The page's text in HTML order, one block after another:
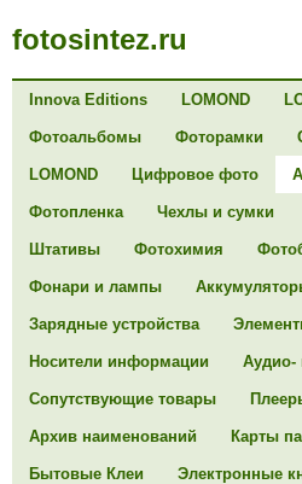
fotosintez.ru
Innova Editions LOMOND
Фотоальбомы Фоторамки
LOMOND Цифровое фото
Фотопленка Чехлы и сумки
Штативы Фотохимия
Фонари и лампы
Зарядные устройства
Носители информации Аудио-
Сопутствующие товары
Архив наименований Карты
Бытовые Клеи Электронные